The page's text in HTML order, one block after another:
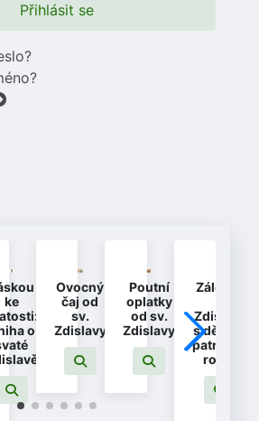
Přihlásit se
ke
o
Ovocný
čaj od
sv.
Zdislavy
Poutní
oplatky
od sv.
Zdislavy
Záložka
Zdislava
s dětmi -
patronka
rodin